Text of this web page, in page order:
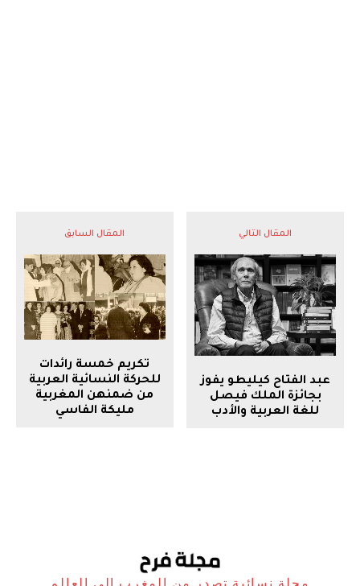
المقال السابق
تكريم خمسة رائدات
للحركة النسائية العربية
من ضمنهن المغربية
مليكة الفاسي
المقال التالي
عبد الفتاح كيليطو يفوز
بجائزة الملك فيصل
للغة العربية والأدب
مجلة نسائية تصدر من المغرب الى العالم